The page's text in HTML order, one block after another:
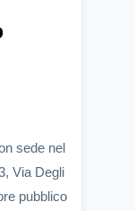
sede nel
Via Degli
pubblico